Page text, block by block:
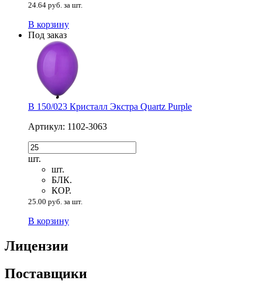
24.64 руб. за шт.
В корзину
Под заказ
В 150/023 Кристалл Экстра Quartz Purple
Артикул: 1102-3063
шт.
шт.
БЛК.
КОР.
25.00 руб. за шт.
В корзину
Лицензии
Поставщики